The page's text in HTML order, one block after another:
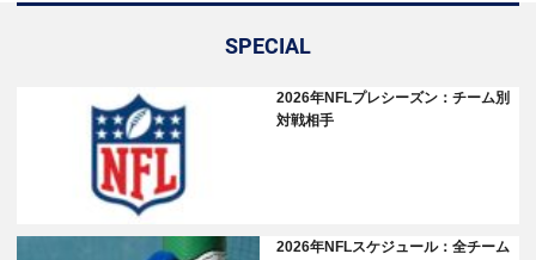
SPECIAL
2026年NFLプレシーズン：チーム別
対戦相手
2026年NFLスケジュール：全チーム